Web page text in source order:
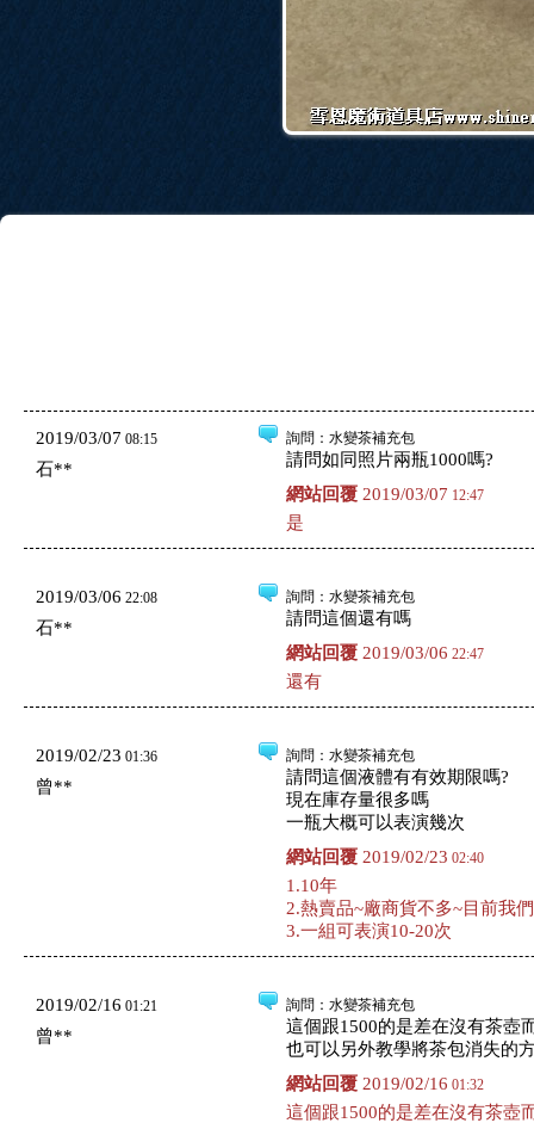
2019/03/07 08:15
石**
詢問 ：水變茶補充包
請問如同照片兩瓶1000嗎?
網站回覆 2019/03/07 12:47
是
2019/03/06 22:08
石**
詢問 ：水變茶補充包
請問這個還有嗎
網站回覆 2019/03/06 22:47
還有
2019/02/23 01:36
曾**
詢問 ：水變茶補充包
請問這個液體有有效期限嗎?
現在庫存量很多嗎
一瓶大概可以表演幾次
網站回覆 2019/02/23 02:40
1.10年
2.熱賣品~廠商貨不多~目前我
3.一組可表演10-20次
2019/02/16 01:21
曾**
詢問 ：水變茶補充包
這個跟1500的是差在沒有茶壺
也可以另外教學將茶包消失的
網站回覆 2019/02/16 01:32
這個跟1500的是差在沒有茶壺